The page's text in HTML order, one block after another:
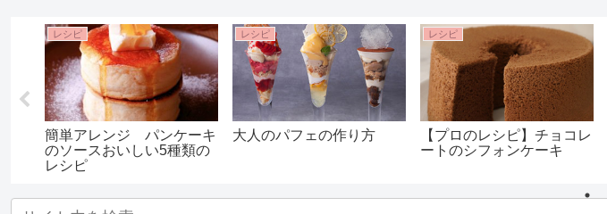
レシピ
簡単アレンジ パンケーキ
のソースおいしい5種類の
レシピ
レシピ
大人のパフェの作り方
レシピ
【プロのレシピ】チョコレ
ートのシフォンケーキ